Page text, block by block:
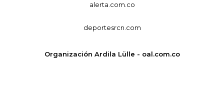
alerta.com.co
deportesrcn.com
Organización Ardila Lülle - oal.com.co